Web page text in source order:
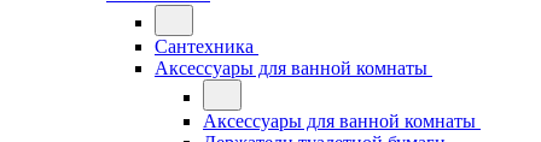
Сантехника
Аксессуары для ванной комнаты
Аксессуары для ванной комнаты